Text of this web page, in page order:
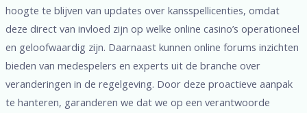
hoogte te blijven van updates over kansspellicenties, omdat
deze direct van invloed zijn op welke online casino’s operationeel
en geloofwaardig zijn. Daarnaast kunnen online forums inzichten
bieden van medespelers en experts uit de branche over
veranderingen in de regelgeving. Door deze proactieve aanpak
te hanteren, garanderen we dat we op een verantwoorde